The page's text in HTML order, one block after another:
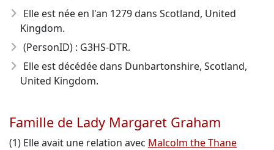
Elle est née en l'an 1279dans Scotland, United
Kingdom.
(PersonID) : G3HS-DTR.
Elle est décédée dans Dunbartonshire, Scotland,
United Kingdom.
Famille de Lady Margaret Graham
(1) Elle avait une relation avec Malcolm the Thane